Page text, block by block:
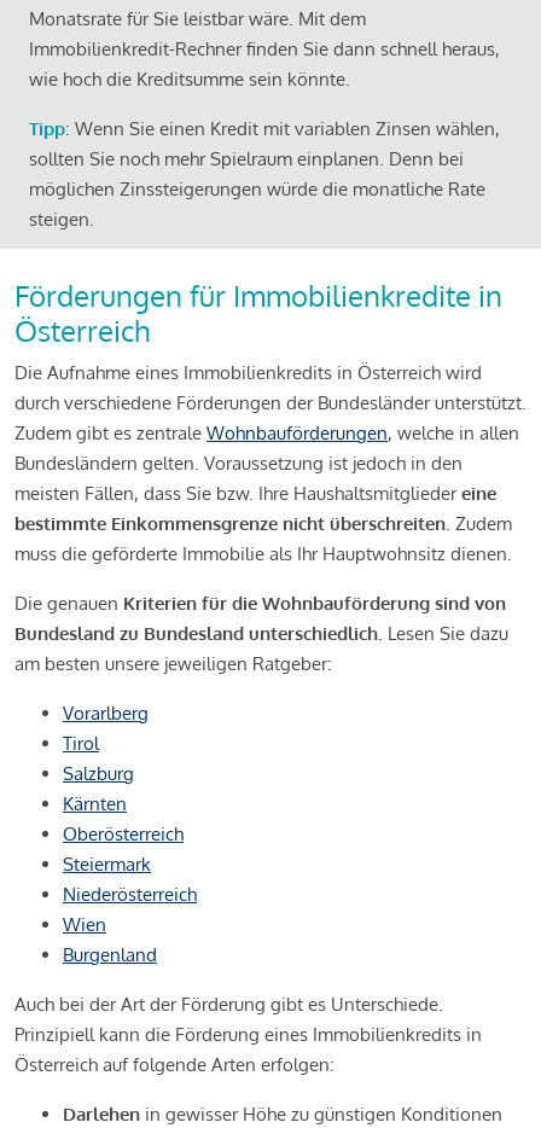
Monatsrate für Sie leistbar wäre. Mit dem
Immobilienkredit-Rechner finden Sie dann schnell heraus,
wie hoch die Kreditsumme sein könnte.
Tipp: Wenn Sie einen Kredit mit variablen Zinsen wählen,
sollten Sie noch mehr Spielraum einplanen. Denn bei
möglichen Zinssteigerungen würde die monatliche Rate
steigen.
Förderungen für Immobilienkredite in
Österreich
Die Aufnahme eines Immobilienkredits in Österreich wird
durch verschiedene Förderungen der Bundesländer unterstützt.
Zudem gibt es zentrale Wohnbauförderungen, welche in allen
Bundesländern gelten. Voraussetzung ist jedoch in den
meisten Fällen, dass Sie bzw. Ihre Haushaltsmitgliedereine
bestimmte Einkommensgrenze nicht überschreiten. Zudem
muss die geförderte Immobilie als Ihr Hauptwohnsitz dienen.
Die genauen Kriterien für die Wohnbauförderung sind von
Bundesland zu Bundesland unterschiedlich. Lesen Sie dazu
am besten unsere jeweiligen Ratgeber:
Vorarlberg
Tirol
Salzburg
Kärnten
Oberösterreich
Steiermark
Niederösterreich
Wien
Burgenland
Auch bei der Art der Förderung gibt es Unterschiede.
Prinzipiell kann die Förderung eines Immobilienkredits in
Österreich auf folgende Arten erfolgen:
Darlehen in gewisser Höhe zu günstigen Konditionen